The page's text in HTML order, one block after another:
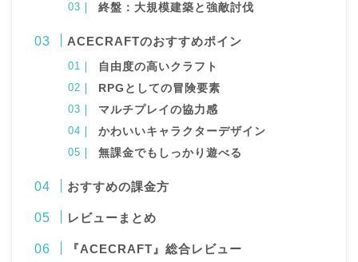
終盤：大規模建築と強敵討伐
ACECRAFTのおすすめポイン
自由度の高いクラフト
RPGとしての冒険要素
マルチプレイの協力感
かわいいキャラクターデザイン
無課金でもしっかり遊べる
おすすめの課金方
レビューまとめ
『ACECRAFT』総合レビュー